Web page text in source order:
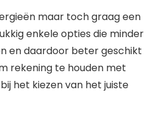
maar toch graag een
enkele opties die minder
en daardoor beter geschikt
rekening te houden met
het kiezen van het juiste